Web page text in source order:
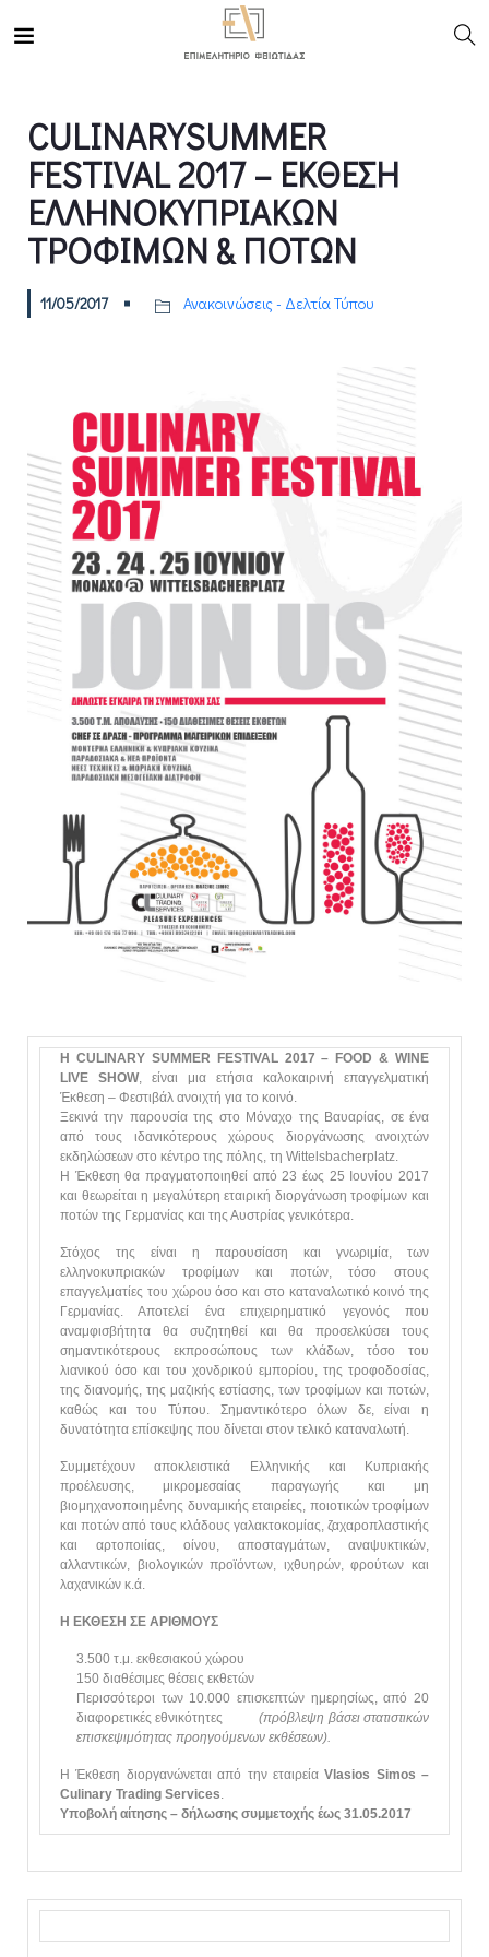
CULINARYSUMMER
FESTIVAL 2017 – ΕΚΘΕΣΗ
ΕΛΛΗΝΟΚΥΠΡΙΑΚΩΝ
ΤΡΟΦΙΜΩΝ & ΠΟΤΩΝ
11/05/2017 Ανακοινώσεις - Δελτία Τύπου
Η CULINARY SUMMER FESTIVAL 2017 – FOOD & WINE
LIVE SHOW, είναι μια ετήσια καλοκαιρινή επαγγελματική
Έκθεση – Φεστιβάλ ανοιχτή για το κοινό.
Ξεκινά την παρουσία της στο Μόναχο της Βαυαρίας, σε ένα
από τους ιδανικότερους χώρους διοργάνωσης ανοιχτών
εκδηλώσεων στο κέντρο της πόλης, τη Wittelsbacherplatz.
Η Έκθεση θα πραγματοποιηθεί από 23 έως 25 Ιουνίου 2017
και θεωρείται η μεγαλύτερη εταιρική διοργάνωση τροφίμων και
ποτών της Γερμανίας και της Αυστρίας γενικότερα.
Στόχος της είναι η παρουσίαση και γνωριμία, των
ελληνοκυπριακών τροφίμων και ποτών, τόσο στους
επαγγελματίες του χώρου όσο και στο καταναλωτικό κοινό της
Γερμανίας. Αποτελεί ένα επιχειρηματικό γεγονός που
αναμφισβήτητα θα συζητηθεί και θα προσελκύσει τους
σημαντικότερους εκπροσώπους των κλάδων, τόσο του
λιανικού όσο και του χονδρικού εμπορίου, της τροφοδοσίας,
της διανομής, της μαζικής εστίασης, των τροφίμων και ποτών,
καθώς και του Τύπου. Σημαντικότερο όλων δε, είναι η
δυνατότητα επίσκεψης που δίνεται στον τελικό καταναλωτή.
Συμμετέχουν αποκλειστικά Ελληνικής και Κυπριακής
προέλευσης, μικρομεσαίας παραγωγής και μη
βιομηχανοποιημένης δυναμικής εταιρείες, ποιοτικών τροφίμων
και ποτών από τους κλάδους γαλακτοκομίας, ζαχαροπλαστικής
και αρτοποιίας, οίνου, αποσταγμάτων, αναψυκτικών,
αλλαντικών, βιολογικών προϊόντων, ιχθυηρών, φρούτων και
λαχανικών κ.ά.
Η ΕΚΘΕΣΗ ΣΕ ΑΡΙΘΜΟΥΣ
3.500 τ.μ. εκθεσιακού χώρου
150 διαθέσιμες θέσεις εκθετών
Περισσότεροι των 10.000 επισκεπτών ημερησίως, από 20
διαφορετικές εθνικότητες (πρόβλεψη βάσει στατιστικών
επισκεψιμότητας προηγούμενων εκθέσεων).
Η Έκθεση διοργανώνεται από την εταιρεία Vlasios Simos –
Culinary Trading Services
Υποβολή αίτησης – δήλωσης συμμετοχής έως 31.05.2017